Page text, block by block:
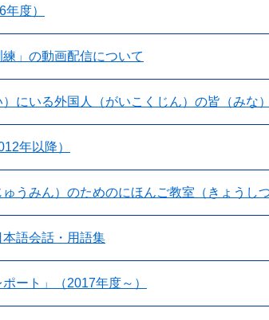
度）
練」の動画配信について
にいる外国人（がいこくじん）の皆（みな
年以降）
うみん）のためのにほんご教室（きょうしつ
語会話・用語集
ート」（2017年度～）